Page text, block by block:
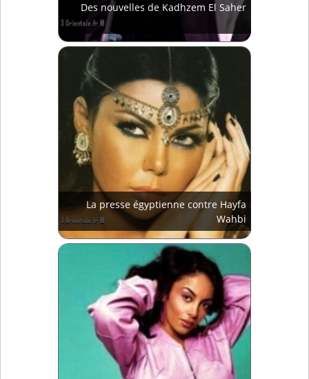
Des nouvelles de Kadhzem El Saher
La presse égyptienne contre Hayfa
Wahbi